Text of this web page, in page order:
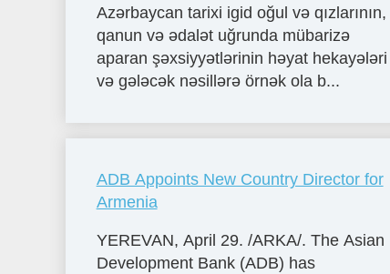
Azərbaycan tarixi igid oğul və qızlarının,
qanun və ədalət uğrunda mübarizə
aparan şəxsiyyətlərinin həyat hekayələri
və gələcək nəsillərə örnək ola b...
ADB Appoints New Country Director for
Armenia
YEREVAN, April 29. /ARKA/. The Asian
Development Bank (ADB) has